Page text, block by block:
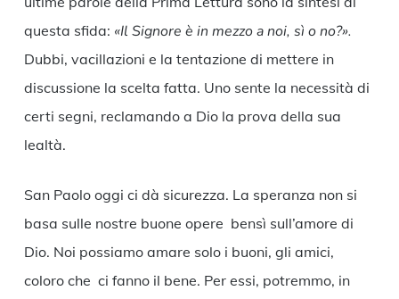
questa sfida: «Il Signore è in mezzo a noi, sì o no?».
Dubbi, vacillazioni e la tentazione di mettere in
discussione la scelta fatta. Uno sente la necessità di
certi segni, reclamando a Dio la prova della sua
lealtà.
San Paolo oggi ci dà sicurezza. La speranza non si
basa sulle nostre buone opere bensì sull’amore di
Dio. Noi possiamo amare solo i buoni, gli amici,
coloro che ci fanno il bene. Per essi, potremmo, in